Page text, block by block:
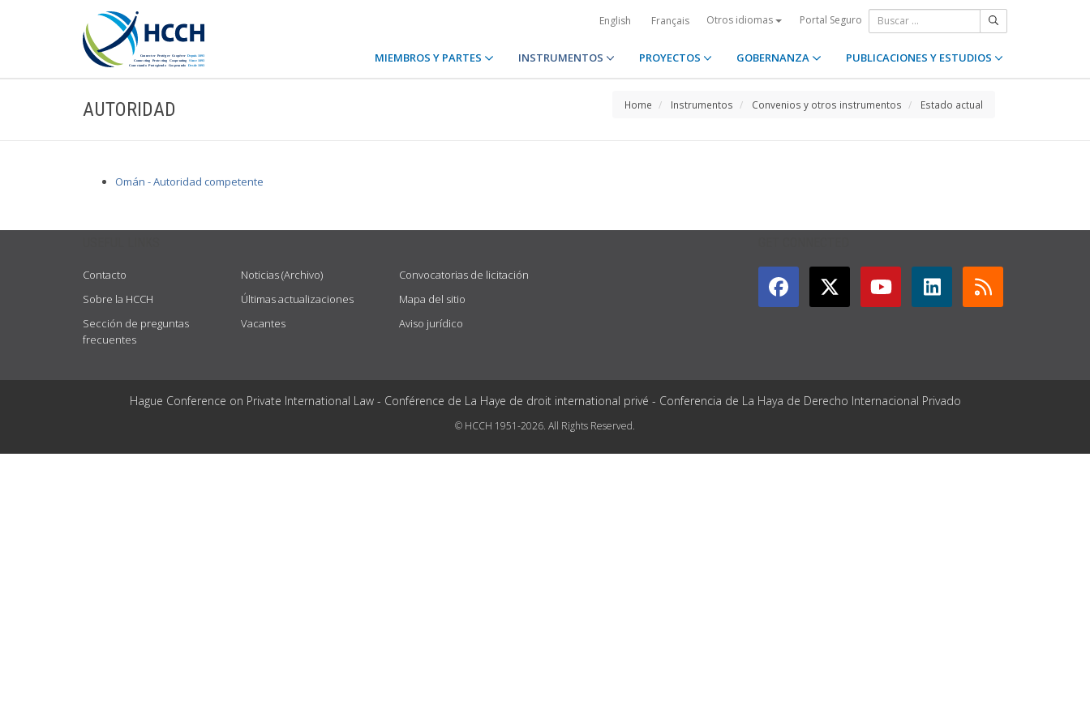
English Français Otros idiomas Portal Seguro
MIEMBROS Y PARTES INSTRUMENTOS PROYECTOS GOBERNANZA PUBLICACIONES Y ESTUDIOS
AUTORIDAD Home Instrumentos Convenios y otros instrumentos Estado actual
Omán - Autoridad competente
Contacto
Sobre la HCCH
Sección de preguntas
frecuentes
Noticias (Archivo)
Últimas actualizaciones
Vacantes
Convocatorias de licitación
Mapa del sitio
Aviso jurídico
Hague Conference on Private International Law - Conférence de La Haye de droit international privé - Conferencia de La Haya de Derecho Internacional Privado
© HCCH 1951-2026. All Rights Reserved.